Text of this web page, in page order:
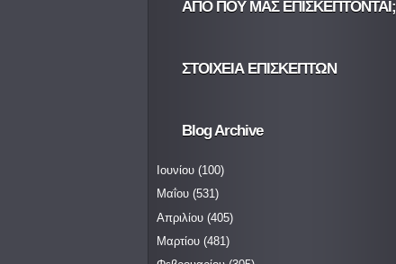
ΑΠΟ ΠΟΥ ΜΑΣ ΕΠΙΣΚΕΠΤΟΝΤΑΙ;
ΣΤΟΙΧΕΙΑ ΕΠΙΣΚΕΠΤΩΝ
Blog Archive
Ιουνίου (100)
Μαΐου (531)
Απριλίου (405)
Μαρτίου (481)